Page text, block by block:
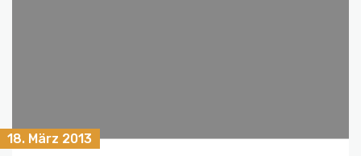
18. März 2013